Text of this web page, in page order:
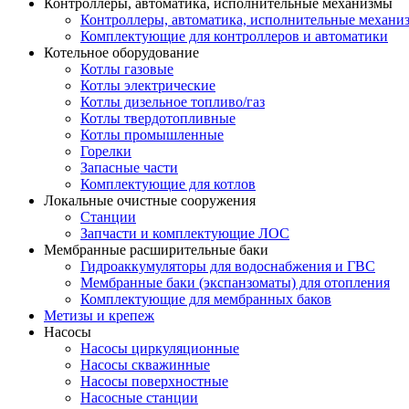
Контроллеры, автоматика, исполнительные механизмы
Контроллеры, автоматика, исполнительные
Комплектующие для контроллеров и автоматики
Котельное оборудование
Котлы газовые
Котлы электрические
Котлы дизельное топливо/газ
Котлы твердотопливные
Котлы промышленные
Горелки
Запасные части
Комплектующие для котлов
Локальные очистные сооружения
Станции
Запчасти и комплектующие ЛОС
Мембранные расширительные баки
Гидроаккумуляторы для водоснабжения и ГВС
Мембранные баки (экспанзоматы) для отопления
Комплектующие для мембранных баков
Метизы и крепеж
Насосы
Насосы циркуляционные
Насосы скважинные
Насосы поверхностные
Насосные станции